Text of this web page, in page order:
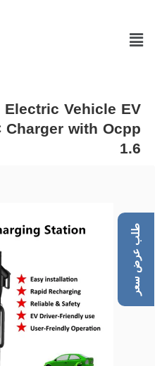
Vehicle EV
Charger with Ocpp
1.6
طلب عرض سعر